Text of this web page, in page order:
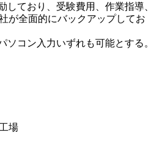
ており、受験費用、作業指導、
が全面的にバックアップしてお
コン入力いずれも可能とする。
場